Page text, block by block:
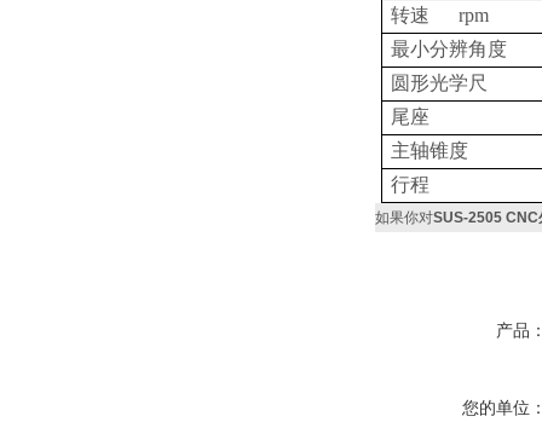
转速 rpm
最小分辨角度
圆形光学尺
尾座
主轴锥度
行程
如果你对SUS-2505 CNC
产品
您的单位